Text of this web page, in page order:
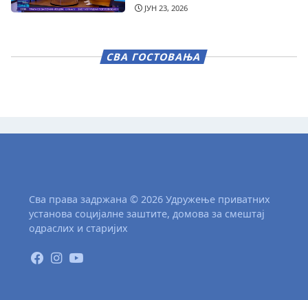
ЈУН 23, 2026
СВА ГОСТОВАЊА
Сва права задржана © 2026 Удружење приватних
установа социјалне заштите, домова за смештај
одраслих и старијих